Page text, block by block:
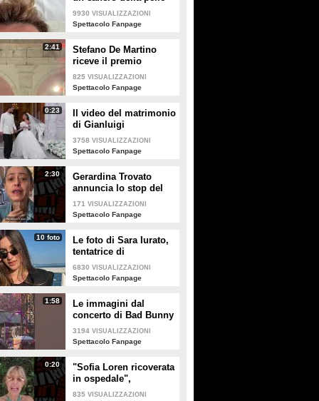
e apre al dibattito sulle
creme solari
9930 VISUALIZZAZIONI
Spettacolo Fanpage
2:41
Stefano De Martino
riceve il premio
intitolato al padre
Enrico
825 VISUALIZZAZIONI
Spettacolo Fanpage
0:23
Il video del matrimonio
di Gianluigi
Donnarumma e Alessia
Elefante
3758 VISUALIZZAZIONI
Spettacolo Fanpage
2:30
Gerardina Trovato
annuncia lo stop del
tour per problemi di
salute
171 VISUALIZZAZIONI
Spettacolo Fanpage
10 foto
Le foto di Sara Iurato,
tentatrice di
Temptation Island 2026
6830 VISUALIZZAZIONI
Spettacolo Fanpage
1:58
Le immagini dal
concerto di Bad Bunny
a Milano
3194 VISUALIZZAZIONI
Spettacolo Fanpage
0:20
"Sofia Loren ricoverata
in ospedale",
Alessandra Mussolini
835 VISUALIZZAZIONI